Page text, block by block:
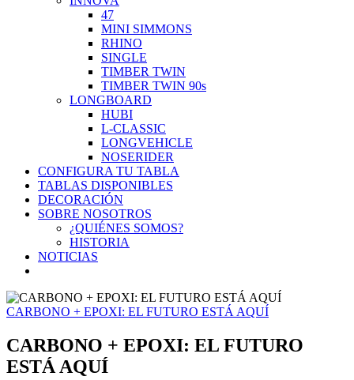
47
MINI SIMMONS
RHINO
SINGLE
TIMBER TWIN
TIMBER TWIN 90s
LONGBOARD
HUBI
L-CLASSIC
LONGVEHICLE
NOSERIDER
CONFIGURA TU TABLA
TABLAS DISPONIBLES
DECORACIÓN
SOBRE NOSOTROS
¿QUIÉNES SOMOS?
HISTORIA
NOTICIAS
CARBONO + EPOXI: EL FUTURO ESTÁ AQUÍ
CARBONO + EPOXI: EL FUTURO
ESTÁ AQUÍ